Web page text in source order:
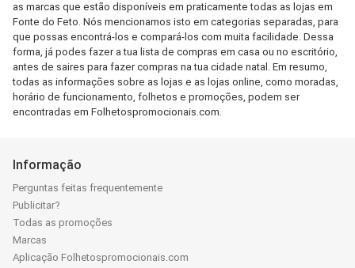
as marcas que estão disponíveis em praticamente todas as lojas em
Fonte do Feto. Nós mencionamos isto em categorias separadas, para
que possas encontrá-los e compará-los com muita facilidade. Dessa
forma, já podes fazer a tua lista de compras em casa ou no escritório,
antes de saires para fazer compras na tua cidade natal. Em resumo,
todas as informações sobre as lojas e as lojas online, como moradas,
horário de funcionamento, folhetos e promoções, podem ser
encontradas em Folhetospromocionais.com.
Informação
Perguntas feitas frequentemente
Publicitar?
Todas as promoções
Marcas
Aplicação Folhetospromocionais.com